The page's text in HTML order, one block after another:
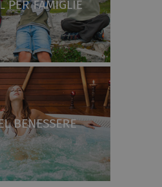
PER FAMIGLIE
BENESSERE